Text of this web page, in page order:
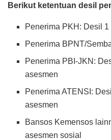
Berikut ketentuan desil
Penerima PKH: Desil
Penerima BPNT/
Penerima PBI-JKN:
asesmen
Penerima ATENSI:
asesmen
Bansos Kemensos
asesmen sosial